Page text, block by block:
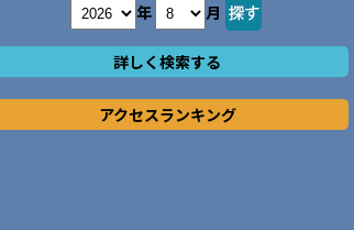
年 月
詳しく検索する
アクセスランキング